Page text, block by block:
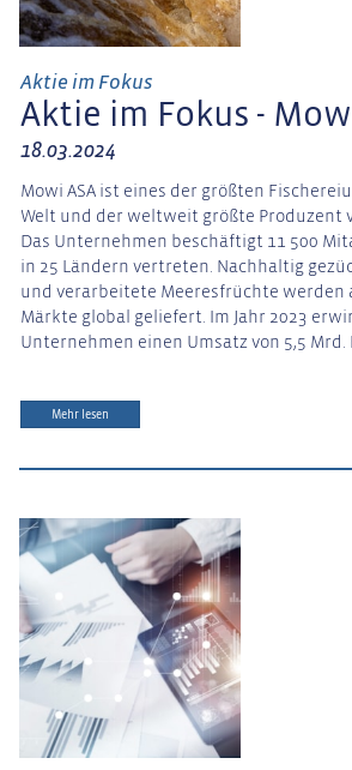
Aktie im Fokus
Aktie im Fokus -
18.03.2024
Mowi ASA ist eines der größten
Welt und der weltweit größte Produzent
Das Unternehmen beschäftigt 11 500
in 25 Ländern vertreten. Nachhaltig
und verarbeitete Meeresfrüchte werden
Märkte global geliefert. Im Jahr 2023
Unternehmen einen Umsatz von 5,5 Mrd.
Mehr lesen